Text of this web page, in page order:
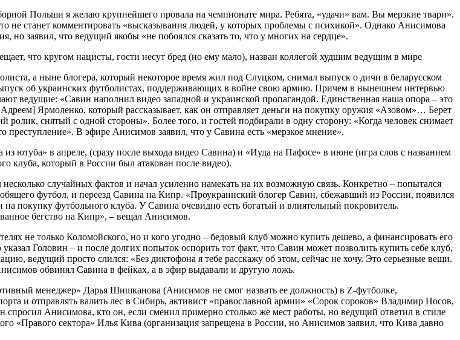
Польши я желаю крупнейшего провала на чемпионате мира. Ребята, «удачи» вам. Вы мерзкие твари».
не станет комментировать «высказывания людей, у которых проблемы с психикой». Однако Анисимова
заявил, что ведущий якобы «не побоялся сказать то, что у многих на сердце».
а ныне блогера, который некоторое время жил под Слуцком, снимал выпуск о дичи в беларусском
об украинских футболистах, поддерживающих в войне свою армию. Причем в нынешнем интервью
ведущие: «Савин наполнил видео западной и украинской пропагандой. Единственная наша опора – это
Ярмоленко, который рассказывает, как он отправляет деньги на покупку оружия «Азовом»… Берет
снятый с одной стороны». Более того, и гостей подбирали в одну сторону: «Когда человек снимает
преступление». В эфире Анисимов заявил, что у Савина есть «мерзкое мнение».
ютуба» в апреле, (сразу после выхода видео Савина) и «Иуда на Пафосе» в июне (игра слов с названием
клуба, который в России был атакован после видео).
случайных фактов и начал усиленно намекать на их возможную связь. Конкретно – попытался
футбол, и переезд Савина на Кипр. «Проукраинский блогер Савин, сбежавший из России, появился
покупку футбольного клуба. У Савина очевидно есть богатый и влиятельный покровитель.
бегство на Кипр», – вещал Анисимов.
не только Коломойского, но и кого угодно – бедовый клуб можно купить дешево, а финансировать его
Головин – и после долгих попыток оспорить тот факт, что Савин может позволить купить себе клуб,
ведущий просто слился: «Без диктофона я тебе расскажу об этом, сейчас не хочу. Это серьезные вещи.
обвинял Савина в фейках, а в эфир выдавали и другую ложь.
менеджер» Дарья Шишканова (Анисимов не смог назвать ее должность) в Z-футболке,
и отправлять валить лес в Сибирь, активист «православной армии» «Сорок сороков» Владимир Носов,
спросил Анисимова, кто он, если сменил примерно столько же мест работы, но ведущий ответил в стиле
«Правого сектора» Илья Кива (организация запрещена в России, но Анисимов заявил, что Кива давно